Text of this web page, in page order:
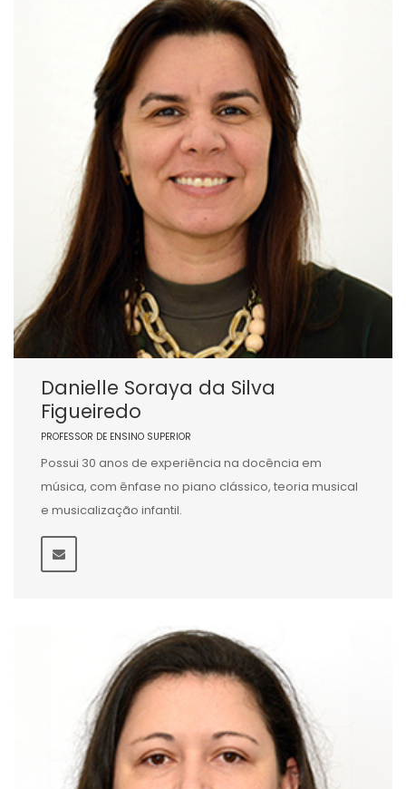
Danielle Soraya da Silva
Figueiredo
PROFESSOR DE ENSINO SUPERIOR
Possui 30 anos de experiência na docência em
música, com ênfase no piano clássico, teoria musical
e musicalização infantil.